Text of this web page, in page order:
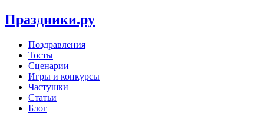
Праздники.ру
Поздравления
Тосты
Сценарии
Игры и конкурсы
Частушки
Статьи
Блог